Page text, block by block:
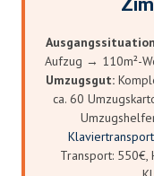
Aufzug → 110m²-
Umzugsgut:
ca. 60
Klaviertransport
Transport: